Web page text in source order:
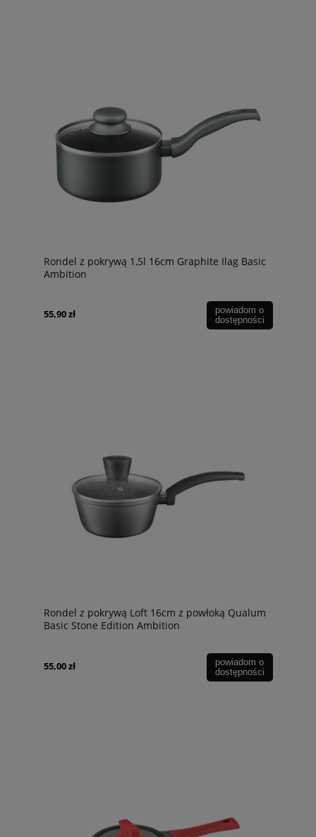
Rondel z pokrywą 1,5l 16cm Graphite Ilag Basic
Ambition
55,90 zł
powiadom o
dostępności
Rondel z pokrywą Loft 16cm z powłoką Qualum
Basic Stone Edition Ambition
55,00 zł
powiadom o
dostępności